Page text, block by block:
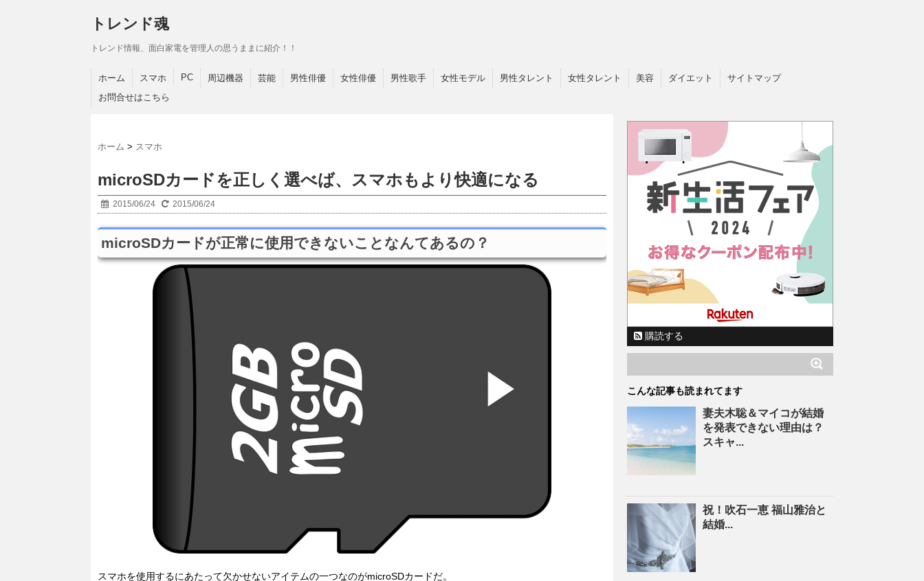
トレンド魂
トレンド情報、面白家電を管理人の思うままに紹介！！
ホーム スマホ PC 周辺機器 芸能 男性俳優 女性俳優 男性歌手 女性モデル 男性タレント 女性タレント 美容 ダイエット
サイトマップ
お問合せはこちら
ホーム > スマホ
microSDカードを正しく選べば、スマホもより快適になる
2015/06/24 2015/06/24
microSDカードが正常に使用できないことなんてあるの？
スマホを使用するにあたって欠かせないアイテムの一つなのがmicroSDカードだ。
購読する
こんな記事も読まれてます
妻夫木聡＆マイコが結婚
を発表できない理由は？
スキャ...
祝！吹石一恵 福山雅治と
結婚...